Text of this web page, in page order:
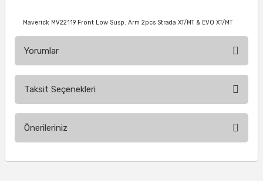
Maverick MV22119 Front Low Susp. Arm 2pcs Strada XT/MT & EVO XT/MT
Yorumlar
Taksit Seçenekleri
Önerileriniz